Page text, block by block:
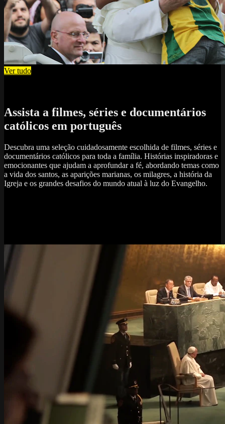
Ver tudo
Assista a filmes, séries e documentários
católicos em português
Descubra uma seleção cuidadosamente escolhida de filmes, séries e
documentários católicos para toda a família. Histórias inspiradoras e
emocionantes que ajudam a aprofundar a fé, abordando temas como
a vida dos santos, as aparições marianas, os milagres, a história da
Igreja e os grandes desafios do mundo atual à luz do Evangelho.